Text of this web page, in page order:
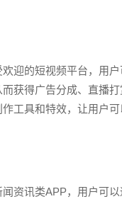
迎的短视频平台，用
获得广告分成、直播
工具和特效，让用户
资讯类APP，用户可以